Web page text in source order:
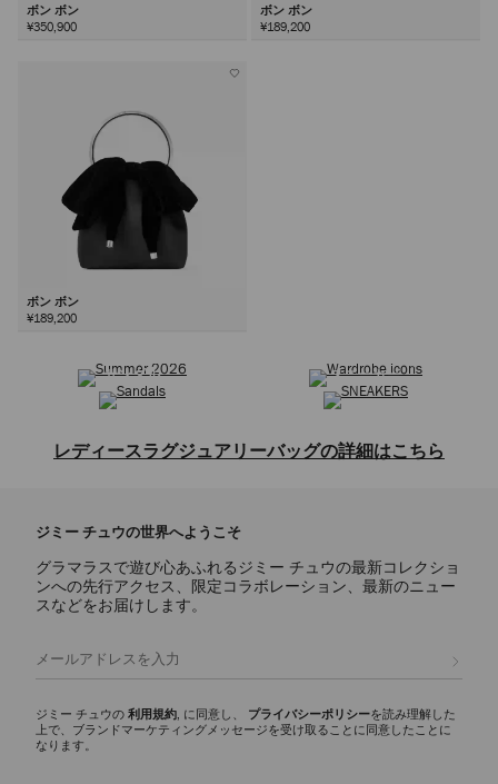
ボン ボン
¥350,900
ボン ボン
¥189,200
ボン ボン
¥189,200
サンダル
スニーカー
レディースラグジュアリーバッグの詳細はこちら
ルバッグ、ミニバッグ、クラッチバッグなどを取り揃えた、レディース
バッグコレクションをご覧ください。クラシックな定番デザインから洗
練されたモダンなスタイルまで、ジミー チュウのバッグは上質なレザ
ーやスエードなど、贅沢な素材で熟練の技によって仕上げられていま
す。ブランドを象徴するショルダーバッグのCINCH(シンチ)やDIAMOND
デザインを象徴する代表的なシグネチャーです。
シーズンを通して活躍するワードローブの必需品。ブランドのクラシッ
クなトートバッグは、あらゆるシーンでご使用いただけます。シグネチ
ャースタイルのDIAMOND TOTE(ダイヤモンド トート)は、イタリア製レ
ジミー チュウの世界へようこそ
グラマラスで遊び心あふれるジミー チュウの最新コレクショ
ンへの先行アクセス、限定コラボレーション、最新のニュー
スなどをお届けします。
ジミー チュウの 利用規約, に同意し、 プライバシーポリシーを読み理解した
上で、ブランドマーケティングメッセージを受け取ることに同意したことに
なります。